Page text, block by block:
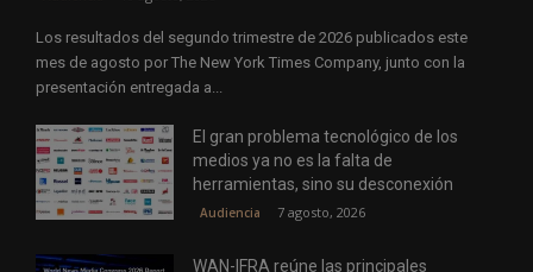
Los resultados del segundo trimestre de 2026 publicados este
mes de agosto por The New York Times Company, junto con la
presentación entregada a...
El gran problema tecnológico de los
medios ya no es la falta de
herramientas, sino su desconexión
Audiencia 7 agosto, 2026
WAN-IFRA reúne las principales